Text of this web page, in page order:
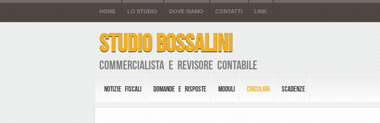
HOME LO STUDIO DOVE SIAMO CONTATTI LINK
STUDIO BOSSALINI
Commercialista e Revisore Contabile
NOTIZIE FISCALI DOMANDE E RISPOSTE MODULI CIRCOLARI SCADENZE